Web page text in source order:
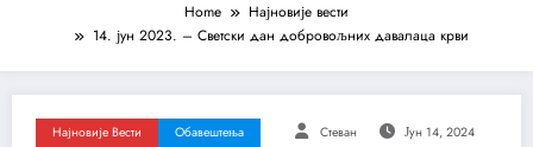
Home
Најновије вести
14. јун 2023. – Светски дан добровољних давалаца крви
Најновије Вести Обавештења Стеван Јун 14, 2024